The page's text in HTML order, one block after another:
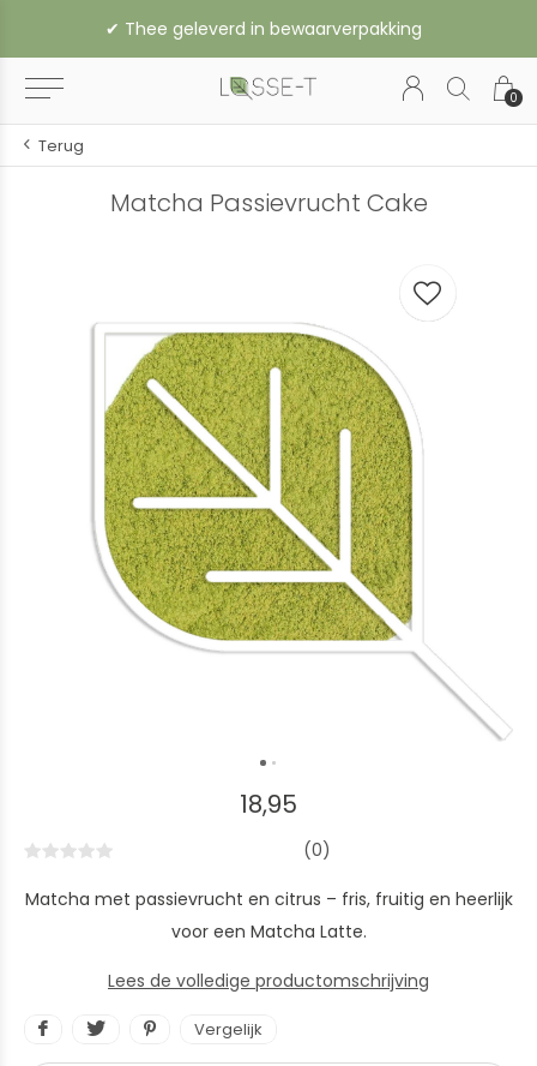
0
✔︎ Thee geleverd in bewaarverpakking
Terug
Matcha Passievrucht Cake
18,95
(0)
Matcha met passievrucht en citrus – fris, fruitig en heerlijk
voor een Matcha Latte.
Lees de volledige productomschrijving
Vergelijk